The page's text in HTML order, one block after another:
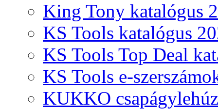
King Tony katalógus
KS Tools katalógus
KS Tools Top Deal
KS Tools e-
KUKKO